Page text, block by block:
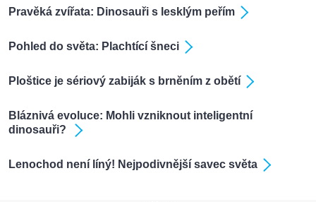
Pravěká zvířata: Dinosauři s lesklým peřím
Pohled do světa: Plachtící šneci
Ploštice je sériový zabiják s brněním z obětí
Bláznivá evoluce: Mohli vzniknout inteligentní
dinosauři?
Lenochod není líný! Nejpodivnější savec světa